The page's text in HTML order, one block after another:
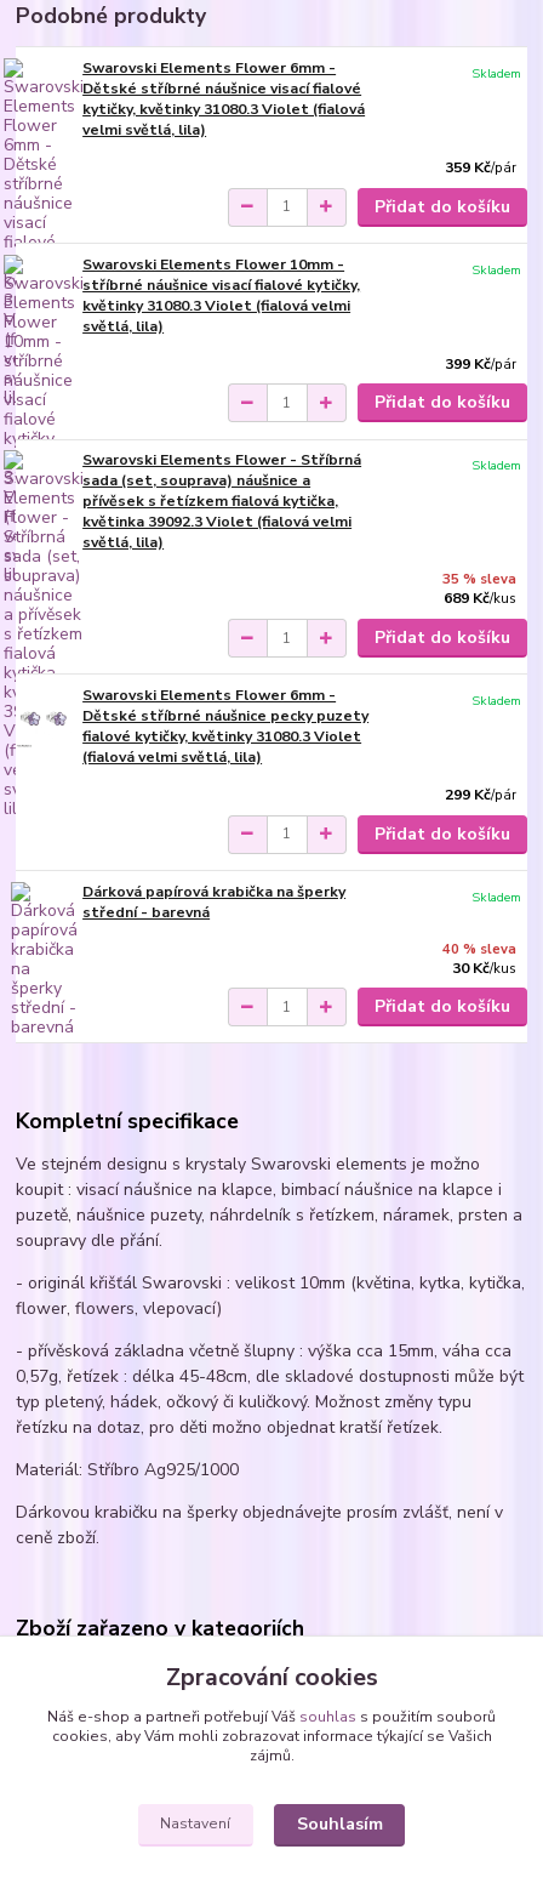
Podobné produkty
Swarovski Elements Flower 6mm -
Dětské stříbrné náušnice visací fialové
kytičky, květinky 31080.3 Violet (fialová
velmi světlá, lila)
359 Kč/pár
Skladem
Přidat do košíku
Swarovski Elements Flower 10mm -
stříbrné náušnice visací fialové kytičky,
květinky 31080.3 Violet (fialová velmi
světlá, lila)
399 Kč/pár
Skladem
Přidat do košíku
Swarovski Elements Flower - Stříbrná
sada (set, souprava) náušnice a
přívěsek s řetízkem fialová kytička,
květinka 39092.3 Violet (fialová velmi
světlá, lila)
35 % sleva
689 Kč/kus
Skladem
Přidat do košíku
Swarovski Elements Flower 6mm -
Dětské stříbrné náušnice pecky puzety
fialové kytičky, květinky 31080.3 Violet
(fialová velmi světlá, lila)
299 Kč/pár
Skladem
Přidat do košíku
Dárková papírová krabička na šperky
střední - barevná
40 % sleva
30 Kč/kus
Skladem
Přidat do košíku
Kompletní specifikace
Ve stejném designu s krystaly Swarovski elements je možno
koupit : visací náušnice na klapce, bimbací náušnice na klapce i
puzetě, náušnice puzety, náhrdelník s řetízkem, náramek, prsten a
soupravy dle přání.
- originál křišťál Swarovski : velikost 10mm (květina, kytka, kytička,
flower, flowers, vlepovací)
- přívěsková základna včetně šlupny : výška cca 15mm, váha cca
0,57g, řetízek : délka 45-48cm, dle skladové dostupnosti může být
typ pletený, hádek, očkový či kuličkový. Možnost změny typu
řetízku na dotaz, pro děti možno objednat kratší řetízek.
Materiál: Stříbro Ag925/1000
Dárkovou krabičku na šperky objednávejte prosím zvlášť, není v
ceně zboží.
Zboží zařazeno v kategoriích
Náhrdelníky DĚTSKÉ
Náhrdelníky - vlepené SWAROVSKI krystaly
Zpracování cookies
Náš e-shop a partneři potřebují Váš souhlas s použitím souborů
cookies, aby Vám mohli zobrazovat informace týkající se Vašich
zájmů.
Nastavení Souhlasím